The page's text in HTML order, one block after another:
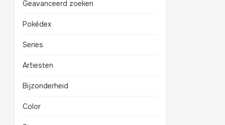
Geavanceerd zoeken
Pokédex
Series
Artiesten
Bijzonderheid
Color